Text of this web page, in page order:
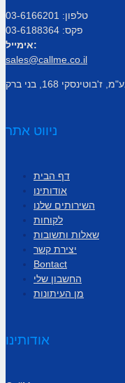
טלפון: 03-6166201
פקס: 03-6188364
אימייל:
sales@callme.co.il
ניווט אתר
דף הבית
אודותינו
השירותים שלנו
לקוחות
שאלות ותשובות
יצירת קשר
Bontact
החשבון שלי
מן העיתונות
אודותינו